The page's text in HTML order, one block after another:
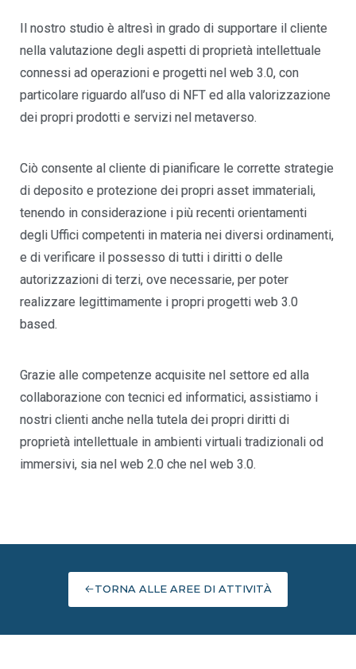
Il nostro studio è altresì in grado di supportare il cliente
nella valutazione degli aspetti di proprietà intellettuale
connessi ad operazioni e progetti nel web 3.0, con
particolare riguardo all’uso di NFT ed alla valorizzazione
dei propri prodotti e servizi nel metaverso.
Ciò consente al cliente di pianificare le corrette strategie
di deposito e protezione dei propri asset immateriali,
tenendo in considerazione i più recenti orientamenti
degli Uffici competenti in materia nei diversi ordinamenti,
e di verificare il possesso di tutti i diritti o delle
autorizzazioni di terzi, ove necessarie, per poter
realizzare legittimamente i propri progetti web 3.0
based.
Grazie alle competenze acquisite nel settore ed alla
collaborazione con tecnici ed informatici, assistiamo i
nostri clienti anche nella tutela dei propri diritti di
proprietà intellettuale in ambienti virtuali tradizionali od
immersivi, sia nel web 2.0 che nel web 3.0.
TORNA ALLE AREE DI ATTIVITÀ